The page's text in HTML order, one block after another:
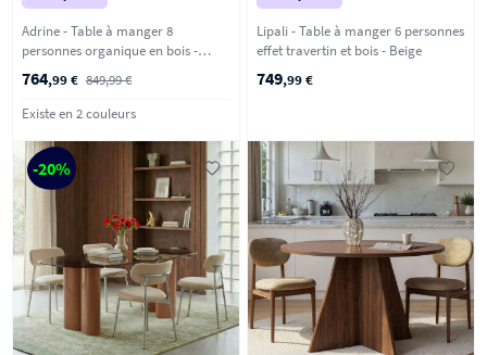
Adrine - Table à manger 8
personnes organique en bois -
Marron glacé
764,99 € 849,99 €
Existe en 2 couleurs
Lipali - Table à manger 6 personnes
effet travertin et bois - Beige
749,99 €
-20%